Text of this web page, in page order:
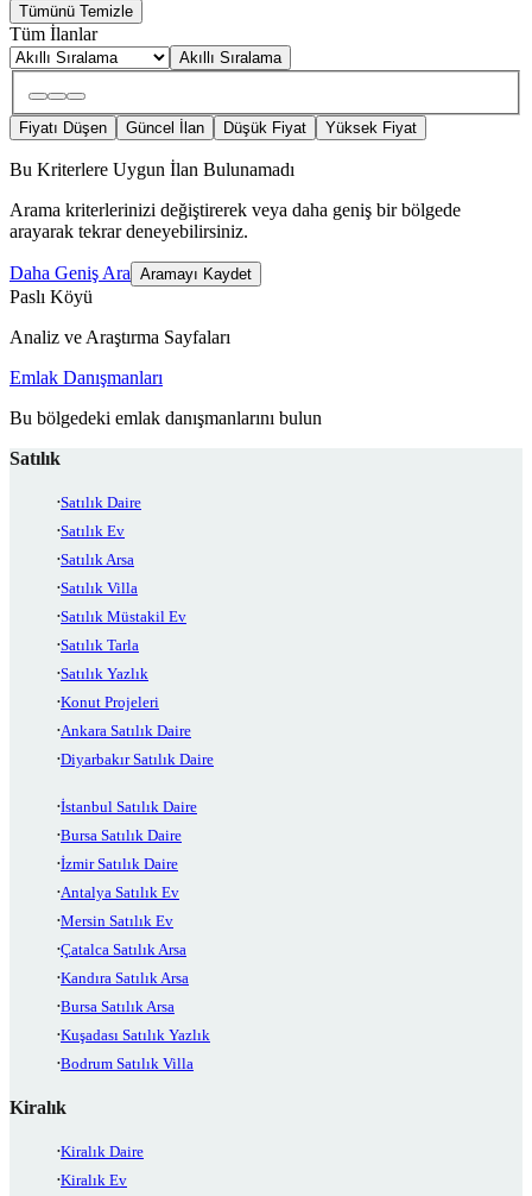
Tümünü Temizle
Tüm İlanlar
Akıllı Sıralama
Fiyatı Düşen Güncel İlan Düşük Fiyat Yüksek Fiyat
Bu Kriterlere Uygun İlan Bulunamadı
Arama kriterlerinizi değiştirerek veya daha geniş bir bölgede
arayarak tekrar deneyebilirsiniz.
Daha Geniş Ara Aramayı Kaydet
Paslı Köyü
Analiz ve Araştırma Sayfaları
Emlak Danışmanları
Bu bölgedeki emlak danışmanlarını bulun
Satılık
Satılık Daire
Satılık Ev
Satılık Arsa
Satılık Villa
Satılık Müstakil Ev
Satılık Tarla
Satılık Yazlık
Konut Projeleri
Ankara Satılık Daire
Diyarbakır Satılık Daire
İstanbul Satılık Daire
Bursa Satılık Daire
İzmir Satılık Daire
Antalya Satılık Ev
Mersin Satılık Ev
Çatalca Satılık Arsa
Kandıra Satılık Arsa
Bursa Satılık Arsa
Kuşadası Satılık Yazlık
Bodrum Satılık Villa
Kiralık
Kiralık Daire
Kiralık Ev